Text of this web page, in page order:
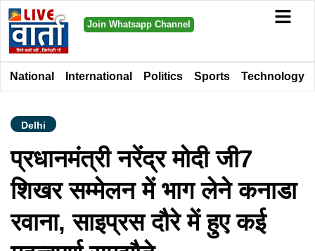
Join Whatsapp Channel
National International Politics Sports Technology
Delhi
प्रधानमंत्री नरेंद्र मोदी जी7
शिखर सम्मेलन में भाग लेने कनाडा
रवाना, साइप्रस दौरे में हुए कई